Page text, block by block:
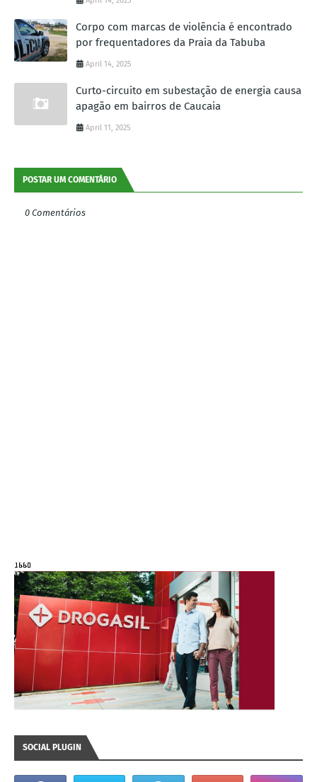
Corpo com marcas de violência é encontrado
por frequentadores da Praia da Tabuba
April 14, 2025
Curto-circuito em subestação de energia causa
apagão em bairros de Caucaia
April 11, 2025
POSTAR UM COMENTÁRIO
0 Comentários
SOCIAL PLUGIN